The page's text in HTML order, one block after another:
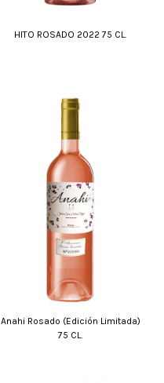
HITO ROSADO 2022 75 CL.
Anahi Rosado (Edición Limitada)
75 CL.